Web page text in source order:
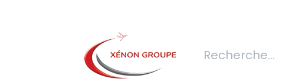
Demande de devis Connexion Réfection